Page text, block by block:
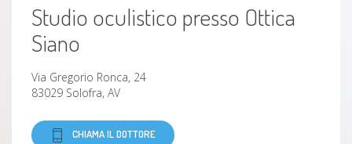
Studio oculistico presso Ottica
Siano
Via Gregorio Ronca, 24
83029 Solofra, AV
CHIAMA IL DOTTORE